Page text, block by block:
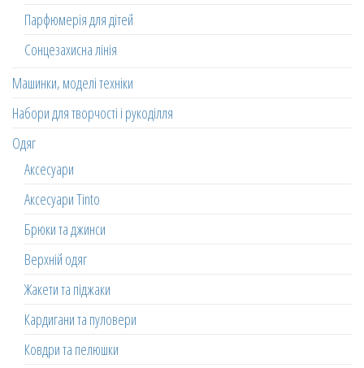
Парфюмерія для дітей
Сонцезахисна лінія
Машинки, моделі техніки
Набори для творчості і рукоділля
Одяг
Аксесуари
Аксесуари Tinto
Брюки та джинси
Верхній одяг
Жакети та піджаки
Кардигани та пуловери
Ковдри та пелюшки